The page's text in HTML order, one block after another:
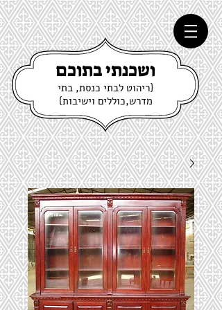
ושכנתי בתוכם
{ריהוט לבתי כנסת, בתי
מדרש,כוללים וישיבות}